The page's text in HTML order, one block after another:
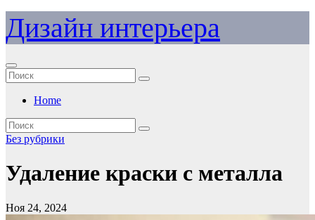
Перейти
к
содержимому
Дизайн интерьера
Home
Без рубрики
Удаление краски с металла
Ноя 24, 2024